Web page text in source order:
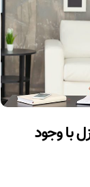
منزل با وجود